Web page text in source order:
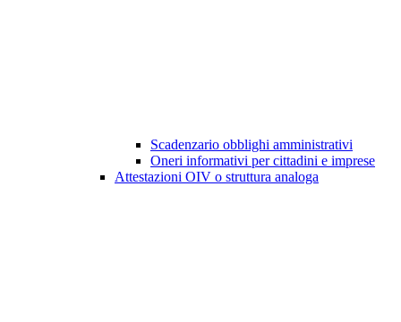
Scadenzario obblighi amministrativi
Oneri informativi per cittadini e imprese
Attestazioni OIV o struttura analoga